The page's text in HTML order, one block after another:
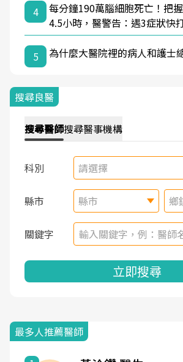
4
每分鐘190萬腦細胞死亡！把
4.5小時，醫警告：遇3症狀快
5 為什麼大醫院裡的病人和護士
搜尋良醫
搜尋醫師搜尋醫事機構
科別 請選擇
縣市 縣市 鄉
關鍵字
立即搜尋
最多人推薦醫師